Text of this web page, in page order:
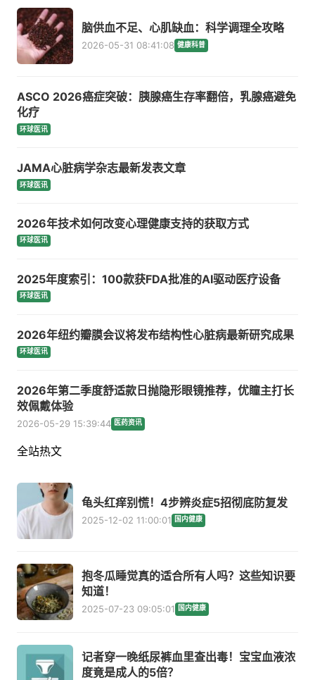
脑供血不足、心肌缺血：科学调理全攻略
2026-05-31 08:41:08 健康科普
ASCO 2026癌症突破：胰腺癌生存率翻倍，乳腺癌避免
化疗
环球医讯
JAMA心脏病学杂志最新发表文章
环球医讯
2026年技术如何改变心理健康支持的获取方式
环球医讯
2025年度索引：100款获FDA批准的AI驱动医疗设备
环球医讯
2026年纽约瓣膜会议将发布结构性心脏病最新研究成果
环球医讯
2026年第二季度舒适款日抛隐形眼镜推荐，优瞳主打长
效佩戴体验
2026-05-29 15:39:44 医药资讯
全站热文
龟头红痒别慌！4步辨炎症5招彻底防复发
2025-12-02 11:00:01 国内健康
抱冬瓜睡觉真的适合所有人吗？这些知识要
知道！
2025-07-23 09:05:01 国内健康
记者穿一晚纸尿裤血里查出毒！宝宝血液浓
度竟是成人的5倍？